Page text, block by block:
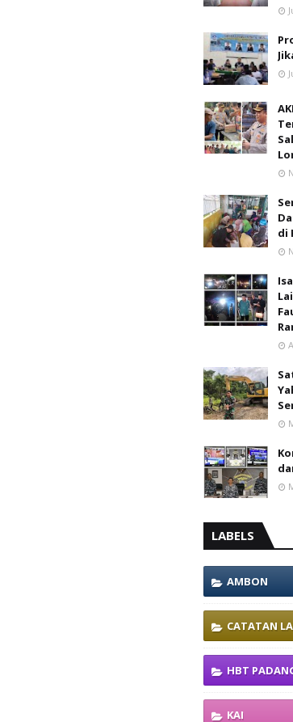
di
LABELS
AMBON
CATATAN
HBT
KAI